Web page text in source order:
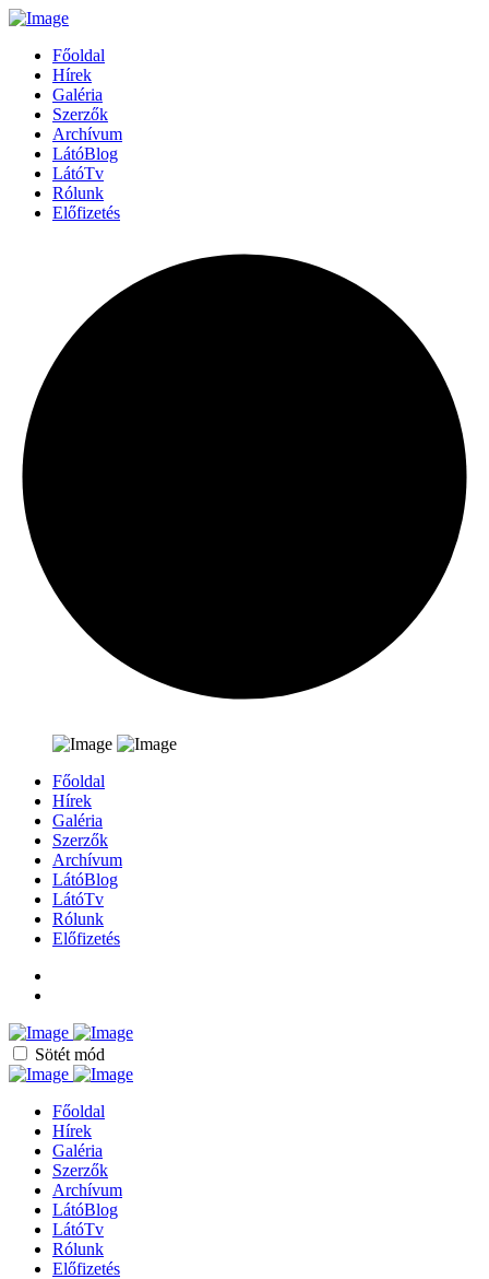
Főoldal
Hírek
Galéria
Szerzők
Archívum
LátóBlog
LátóTv
Rólunk
Előfizetés
Főoldal
Hírek
Galéria
Szerzők
Archívum
LátóBlog
LátóTv
Rólunk
Előfizetés
Sötét mód
Főoldal
Hírek
Galéria
Szerzők
Archívum
LátóBlog
LátóTv
Rólunk
Előfizetés